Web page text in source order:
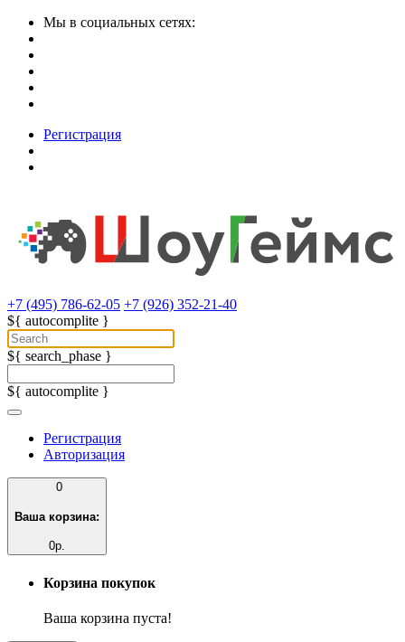
Мы в социальных сетях:
Регистрация
+7 (495) 786-62-05 +7 (926) 352-21-40
${ autocomplite }
${ search_phase }
${ autocomplite }
Регистрация
Авторизация
0
Ваша корзина:
0р.
Корзина покупок
Ваша корзина пуста!